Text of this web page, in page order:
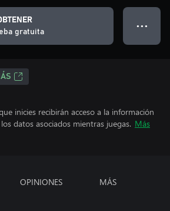
gratuita
● ● ●
inicies recibirán acceso a la información
datos asociados mientras juegas. Más
OPINIONES MÁS